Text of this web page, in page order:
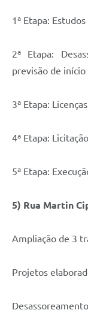
1ª Etapa:
2ª Etapa:
previsão de
3ª Etapa:
4ª Etapa: Licitação.
5ª Etapa:
5) Rua Martin
Ampliação de 3
Projetos